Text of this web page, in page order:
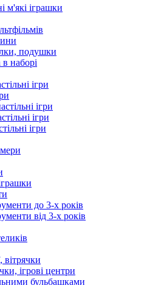
м'які іграшки
подушки
наборі
ігри
ігри
ігри
ігри
до 3-х років
від 3-х років
вітрячки
ігрові центри
бульбашками